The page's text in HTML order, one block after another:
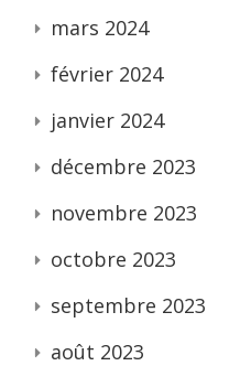
mars 2024
février 2024
janvier 2024
décembre 2023
novembre 2023
octobre 2023
septembre 2023
août 2023